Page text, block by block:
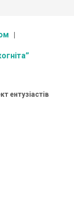
ентузіастів